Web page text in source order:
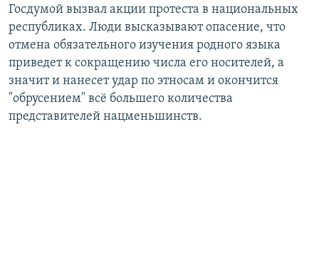
Госдумой вызвал акции протеста в национальных
республиках. Люди высказывают опасение, что
отмена обязательного изучения родного языка
приведет к сокращению числа его носителей, а
значит и нанесет удар по этносам и окончится
"обрусением" всё большего количества
представителей нацменьшинств.